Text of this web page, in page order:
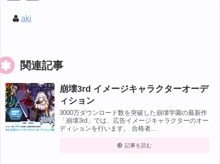
aki
関連記事
崩壊3rd イメージキャラクターオーデ
ィション
3000万ダウンロード数を突破した崩壊学園の最新作
「崩壊3rd」では、広告イメージキャラクターのオー
ディションを行います。 合格者...
記事を読む